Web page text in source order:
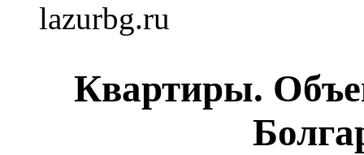
lazurbg.ru
Квартиры.